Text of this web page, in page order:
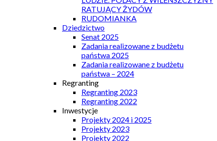
RATUJĄCY ŻYDÓW
RUDOMIANKA
Dziedzictwo
Senat 2025
Zadania realizowane z budżetu
państwa 2025
Zadania realizowane z budżetu
państwa – 2024
Regranting
Regranting 2023
Regranting 2022
Inwestycje
Projekty 2024 i 2025
Projekty 2023
Projekty 2022